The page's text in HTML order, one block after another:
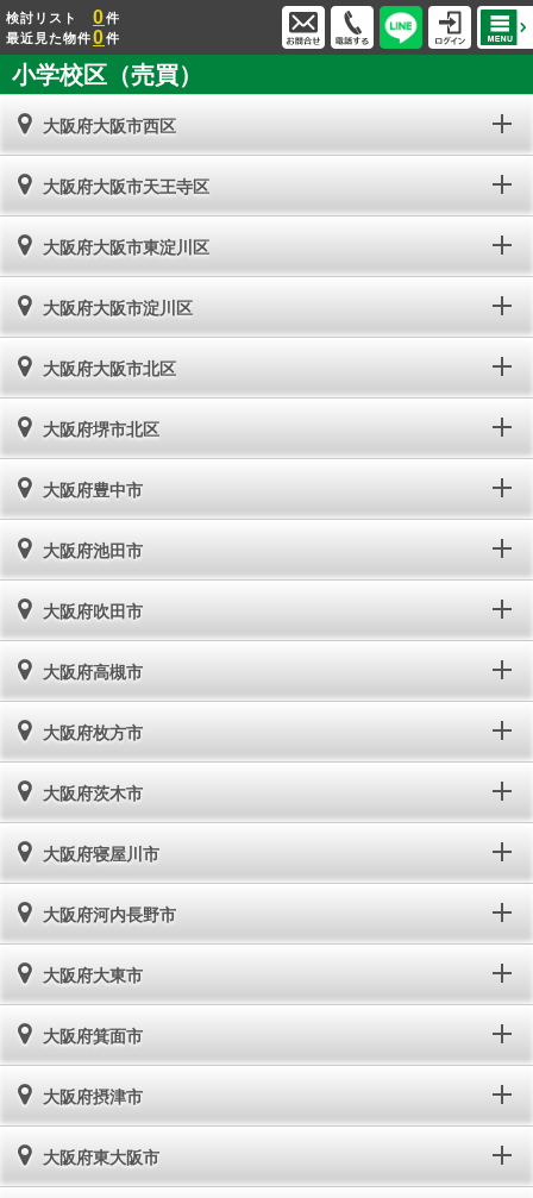
検討リスト 0件
最近見た物件0件
小学校区（売買）
大阪府大阪市西区
大阪府大阪市天王寺区
大阪府大阪市東淀川区
大阪府大阪市淀川区
大阪府大阪市北区
大阪府堺市北区
大阪府豊中市
大阪府池田市
大阪府吹田市
大阪府高槻市
大阪府枚方市
大阪府茨木市
大阪府寝屋川市
大阪府河内長野市
大阪府大東市
大阪府箕面市
大阪府摂津市
大阪府東大阪市